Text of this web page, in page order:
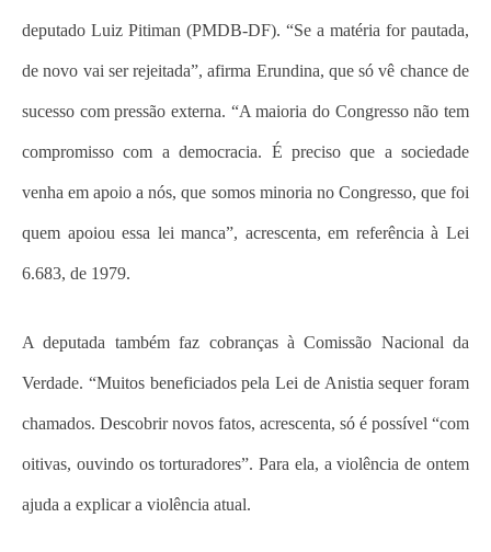
deputado Luiz Pitiman (PMDB-DF). “Se a matéria for pautada,
de novo vai ser rejeitada”, afirma Erundina, que só vê chance de
sucesso com pressão externa. “A maioria do Congresso não tem
compromisso com a democracia. É preciso que a sociedade
venha em apoio a nós, que somos minoria no Congresso, que foi
quem apoiou essa lei manca”, acrescenta, em referência à Lei
6.683, de 1979.
A deputada também faz cobranças à Comissão Nacional da
Verdade. “Muitos beneficiados pela Lei de Anistia sequer foram
chamados. Descobrir novos fatos, acrescenta, só é possível “com
oitivas, ouvindo os torturadores”. Para ela, a violência de ontem
ajuda a explicar a violência atual.